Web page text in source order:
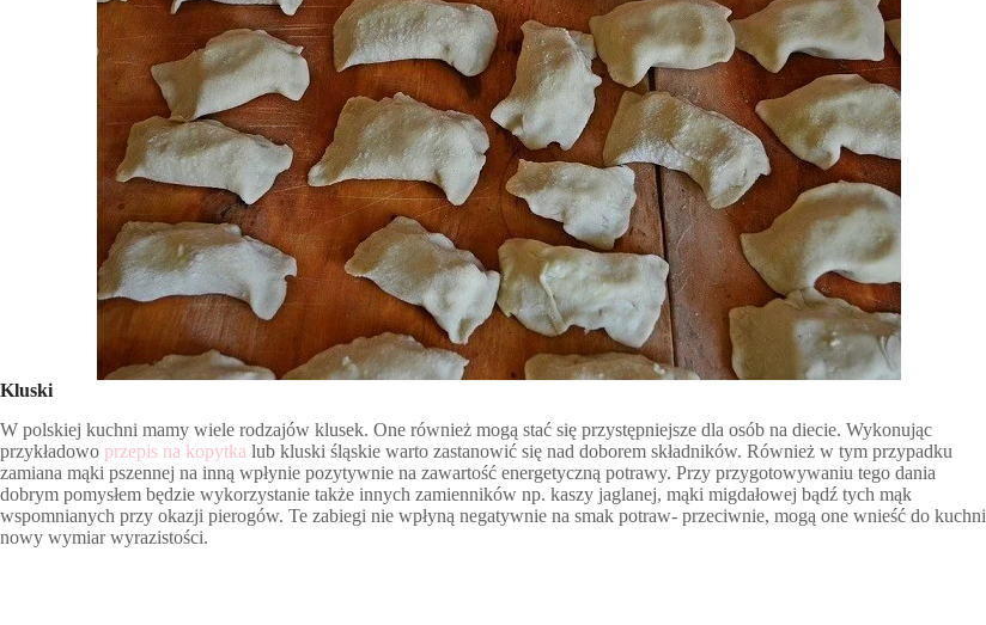
Kluski
W polskiej kuchni mamy wiele rodzajów klusek. One również mogą stać się przystępniejsze dla osób na diecie. Wykonując
przykładowo przepis na kopytka lub kluski śląskie warto zastanowić się nad doborem składników. Również w tym przypadku
zamiana mąki pszennej na inną wpłynie pozytywnie na zawartość energetyczną potrawy. Przy przygotowywaniu tego dania
dobrym pomysłem będzie wykorzystanie także innych zamienników np. kaszy jaglanej, mąki migdałowej bądź tych mąk
wspomnianych przy okazji pierogów. Te zabiegi nie wpłyną negatywnie na smak potraw- przeciwnie, mogą one wnieść do kuchni
nowy wymiar wyrazistości.